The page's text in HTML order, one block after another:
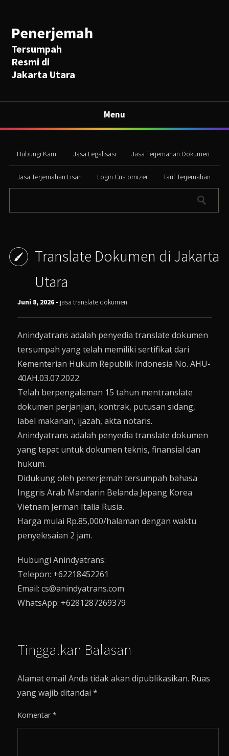
Penerjemah
Tersumpah
Resmi di
Jakarta Utara
Menu
Hubungi Kami Jasa Legalisasi Jasa Terjemahan Dokumen
Jasa Terjemahan Lisan Login Customizer Tarif Terjemahan
Translate Dokumen di Jakarta
Utara
Juni 8, 2026 - jasa translate dokumen
Anindyatrans adalah penyedia translate dokumen
tersumpah yang telah memiliki sertifikat dari
Kementerian Hukum Republik Indonesia No. AHU-
40AH.03.07.2022.
Telah berpengalaman 15 tahun mentranslate
dokumen perjanjian, kontrak, putusan sidang,
label makanan, ijazah, akta notaris.
Anindyatrans adalah penyedia translate dokumen
yang tepat untuk dokumen teknis, finansial dan
hukum.
Didukung oleh penerjemah tersumpah bahasa
Inggris Arab Mandarin Belanda Jepang Korea
Vietnam Jerman Italia Rusia.
Harga mulai Rp.85,000/halaman dengan waktu
penyelesaian 2 jam.
Hubungi Anindyatrans:
Telepon: +62218452261
Email: cs@anindyatrans.com
WhatsApp: +6281287269379
Tinggalkan Balasan
Alamat email Anda tidak akan dipublikasikan. Ruas
yang wajib ditandai*
Komentar*